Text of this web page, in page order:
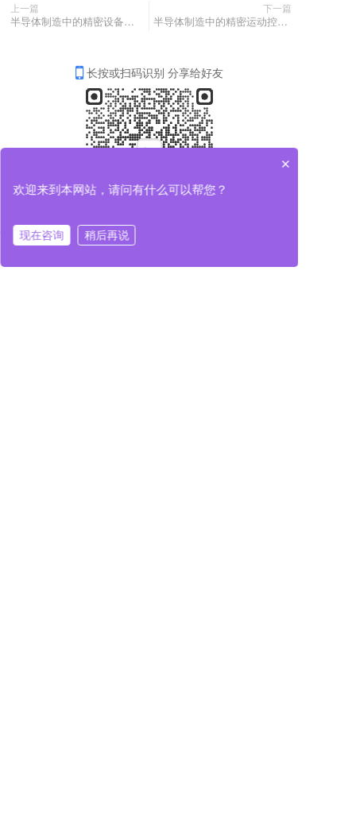
上一篇
半导体制造中的精密设备与技术突破
下一篇
半导体制造中的精密运动控制技术：从气浮旋转轴到晶圆搬运机械手的全面解析
长按或扫码识别 分享给好友
分享 收藏 0 0
×
欢迎来到本网站，请问有什么可以帮您？
现在咨询 稍后再说